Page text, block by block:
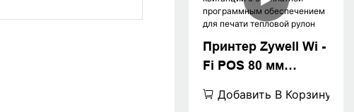
Принтер Zywell Wi -
Fi POS 80 мм
квитанции с
Добавить В Корзину